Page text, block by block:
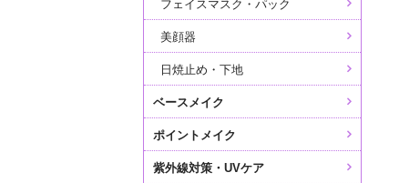
フェイスマスク・パック
美顔器
日焼止め・下地
ベースメイク
ポイントメイク
紫外線対策・UVケア